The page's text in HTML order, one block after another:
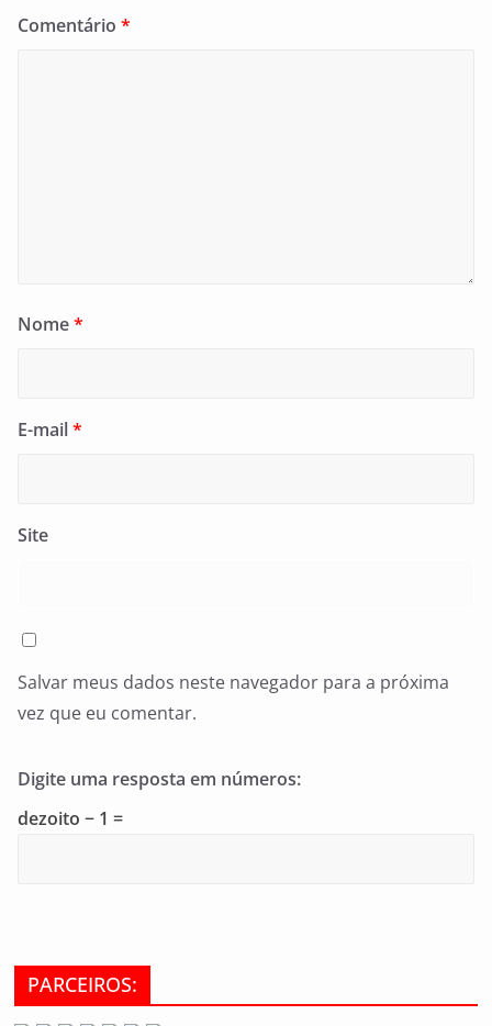
Comentário *
Nome*
E-mail*
Site
Salvar meus dados neste navegador para a próxima
vez que eu comentar.
Digite uma resposta em números:
dezoito − 1 =
PARCEIROS: